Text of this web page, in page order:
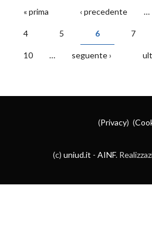
PAGINE
« prima ‹ precedente …
4 5 6 7
10 … seguente ›
(Privacy) (
(c) uniud.it - AINF.